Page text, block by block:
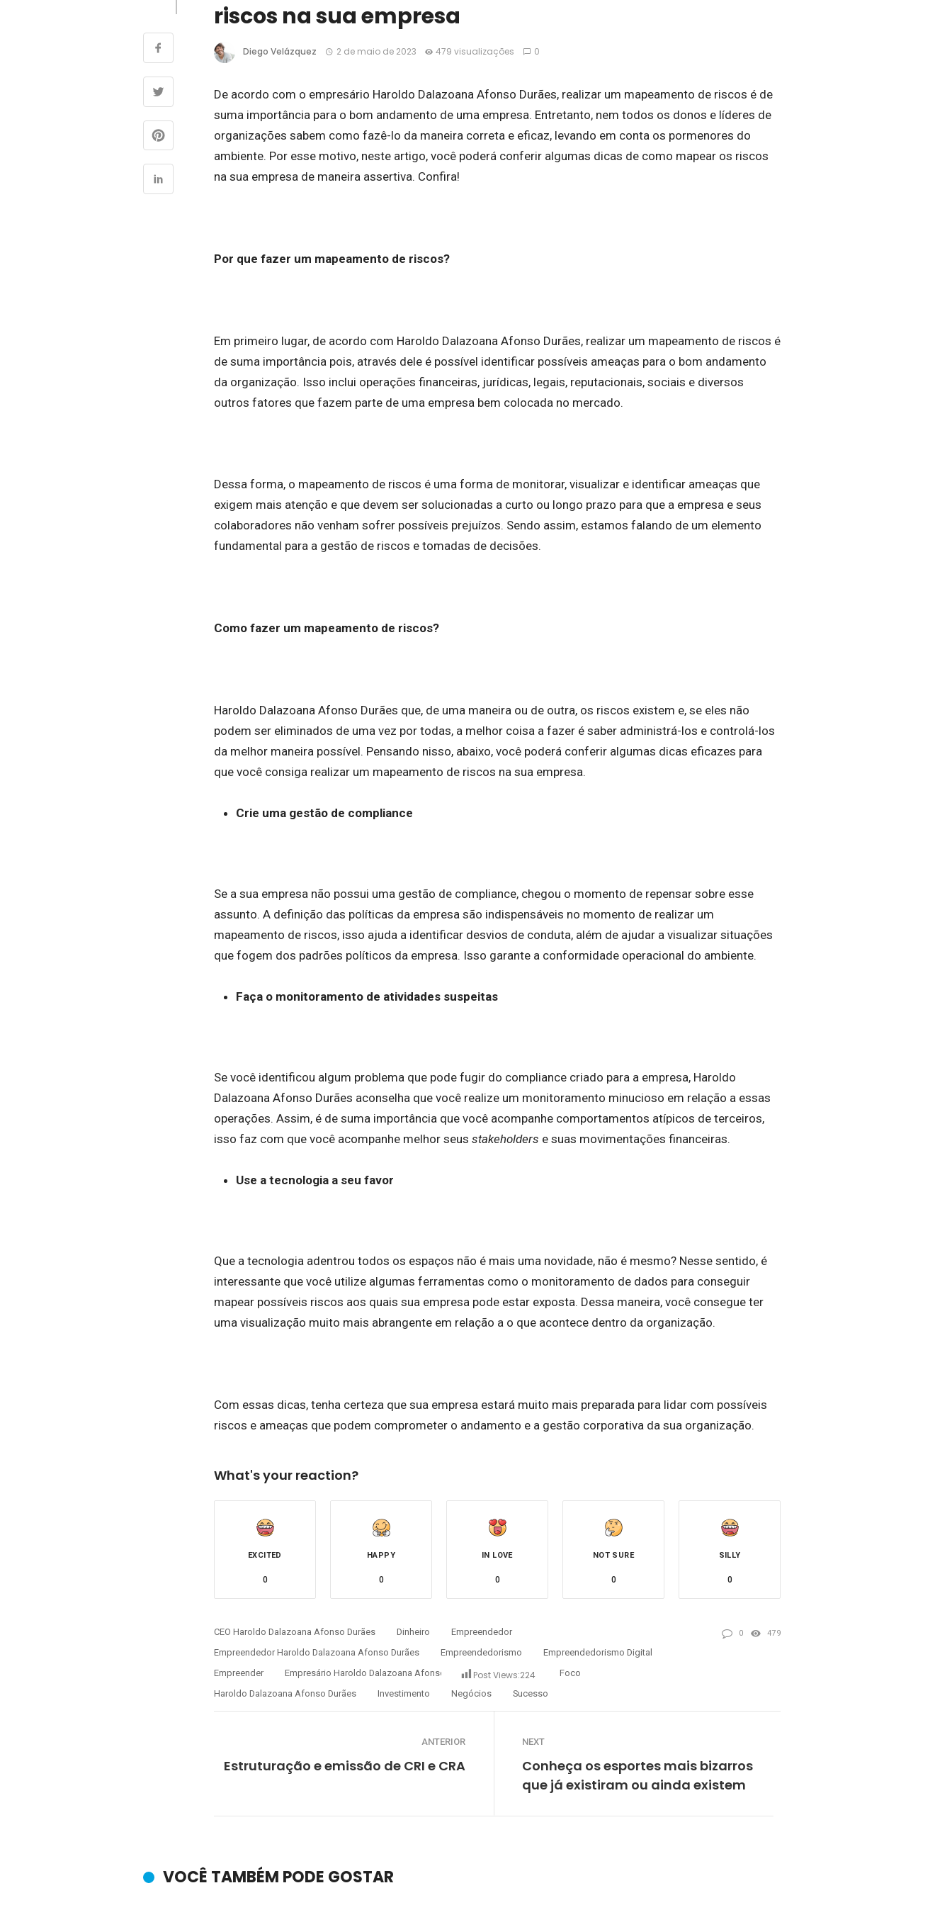
riscos na sua empresa
Diego Velázquez 2 de maio de 2023 479 visualizações 0
De acordo com o empresário Haroldo Dalazoana Afonso Durães, realizar um mapeamento de riscos é de
suma importância para o bom andamento de uma empresa. Entretanto, nem todos os donos e líderes de
organizações sabem como fazê-lo da maneira correta e eficaz, levando em conta os pormenores do
ambiente. Por esse motivo, neste artigo, você poderá conferir algumas dicas de como mapear os riscos
na sua empresa de maneira assertiva. Confira!
Por que fazer um mapeamento de riscos?
Em primeiro lugar, de acordo com Haroldo Dalazoana Afonso Durães, realizar um mapeamento de riscos é
de suma importância pois, através dele é possível identificar possíveis ameaças para o bom andamento
da organização. Isso inclui operações financeiras, jurídicas, legais, reputacionais, sociais e diversos
outros fatores que fazem parte de uma empresa bem colocada no mercado.
Dessa forma, o mapeamento de riscos é uma forma de monitorar, visualizar e identificar ameaças que
exigem mais atenção e que devem ser solucionadas a curto ou longo prazo para que a empresa e seus
colaboradores não venham sofrer possíveis prejuízos. Sendo assim, estamos falando de um elemento
fundamental para a gestão de riscos e tomadas de decisões.
Como fazer um mapeamento de riscos?
Haroldo Dalazoana Afonso Durães que, de uma maneira ou de outra, os riscos existem e, se eles não
podem ser eliminados de uma vez por todas, a melhor coisa a fazer é saber administrá-los e controlá-los
da melhor maneira possível. Pensando nisso, abaixo, você poderá conferir algumas dicas eficazes para
que você consiga realizar um mapeamento de riscos na sua empresa.
Crie uma gestão de compliance
Se a sua empresa não possui uma gestão de compliance, chegou o momento de repensar sobre esse
assunto. A definição das políticas da empresa são indispensáveis no momento de realizar um
mapeamento de riscos, isso ajuda a identificar desvios de conduta, além de ajudar a visualizar situações
que fogem dos padrões políticos da empresa. Isso garante a conformidade operacional do ambiente.
Faça o monitoramento de atividades suspeitas
Se você identificou algum problema que pode fugir do compliance criado para a empresa, Haroldo
Dalazoana Afonso Durães aconselha que você realize um monitoramento minucioso em relação a essas
operações. Assim, é de suma importância que você acompanhe comportamentos atípicos de terceiros,
isso faz com que você acompanhe melhor seus stakeholders e suas movimentações financeiras.
Use a tecnologia a seu favor
Que a tecnologia adentrou todos os espaços não é mais uma novidade, não é mesmo? Nesse sentido, é
interessante que você utilize algumas ferramentas como o monitoramento de dados para conseguir
mapear possíveis riscos aos quais sua empresa pode estar exposta. Dessa maneira, você consegue ter
uma visualização muito mais abrangente em relação a o que acontece dentro da organização.
Com essas dicas, tenha certeza que sua empresa estará muito mais preparada para lidar com possíveis
riscos e ameaças que podem comprometer o andamento e a gestão corporativa da sua organização.
Post Views:224
What's your reaction?
EXCITED
0
HAPPY
0
IN LOVE
0
NOT SURE
0
SILLY
0
CEO Haroldo Dalazoana Afonso Durães Dinheiro
Empreendedor
Empreendedor Haroldo Dalazoana Afonso Durães
Empreendedorismo
Empreendedorismo Digital
Empreender
Empresário Haroldo Dalazoana Afonso Durães Empresas
Foco
Haroldo Dalazoana Afonso Durães
Investimento Negócios Sucesso
0 479
ANTERIOR
Estruturação e emissão de CRI e CRA
NEXT
Conheça os esportes mais bizarros
que já existiram ou ainda existem
VOCÊ TAMBÉM PODE GOSTAR